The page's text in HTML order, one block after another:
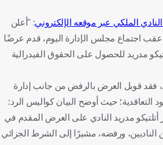
الملكي عبر موقعه الإلكتروني: "أعلن
عقب اجتماع مجلس الإدارة اليوم، قدم عرضًا
أتلتيكو مدريد للحصول على الحقوق الفيدرالية
فقد قوبل العرض بالرفض من جانب إدارة
التعاقدية؛ حيث أوضح البيان كواليس الرد:
مدريد النادي على العرض المقدم في
الناديين، ورفضه، مشيرًا إلى الشرط الجزائي